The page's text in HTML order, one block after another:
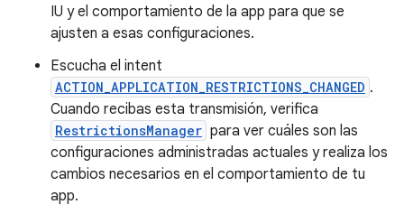
IU y el comportamiento de la app para que se
ajusten a esas configuraciones.
Escucha el intent
ACTION_APPLICATION_RESTRICTIONS_CHANGED .
Cuando recibas esta transmisión, verifica
RestrictionsManager para ver cuáles son las
configuraciones administradas actuales y realiza los
cambios necesarios en el comportamiento de tu
app.